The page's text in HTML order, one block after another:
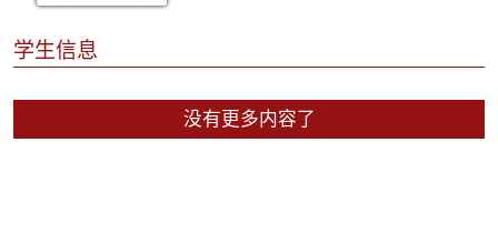
学生信息
没有更多内容了